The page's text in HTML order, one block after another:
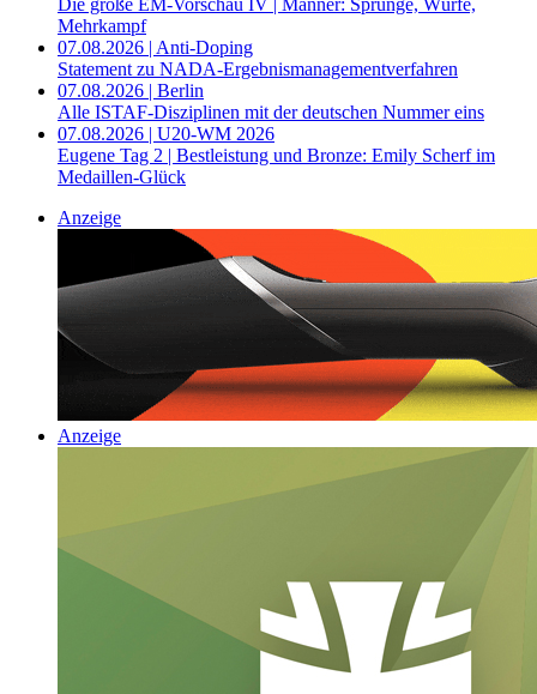
Die große EM-Vorschau IV | Männer: Sprünge, Würfe,
Mehrkampf
07.08.2026 | Anti-Doping
Statement zu NADA-Ergebnismanagementverfahren
07.08.2026 | Berlin
Alle ISTAF-Disziplinen mit der deutschen Nummer eins
07.08.2026 | U20-WM 2026
Eugene Tag 2 | Bestleistung und Bronze: Emily Scherf im
Medaillen-Glück
Anzeige
Anzeige